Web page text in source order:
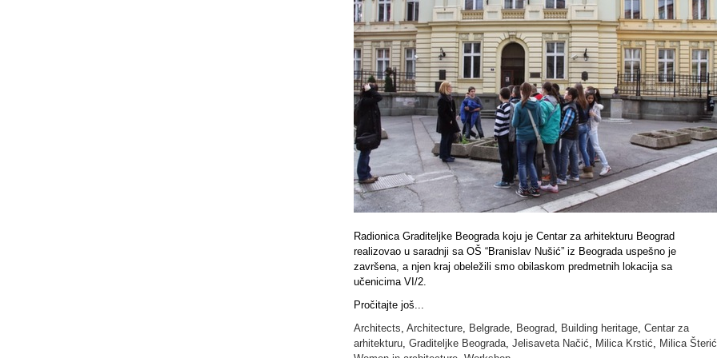
Radionica Graditeljke Beogradakoju je Centar za arhitekturu Beograd
realizovao u saradnji sa OŠ “Branislav Nušić” iz Beograda uspešno je
završena, a njen kraj obeležili smo obilaskom predmetnih lokacija sa
učenicima VI/2.
Pročitajte još...
Architects, Architecture, Belgrade, Beograd, Building heritage, Centar za
arhitekturu, Graditeljke Beograda, Jelisaveta Načić, Milica Krstić, Milica Šterić